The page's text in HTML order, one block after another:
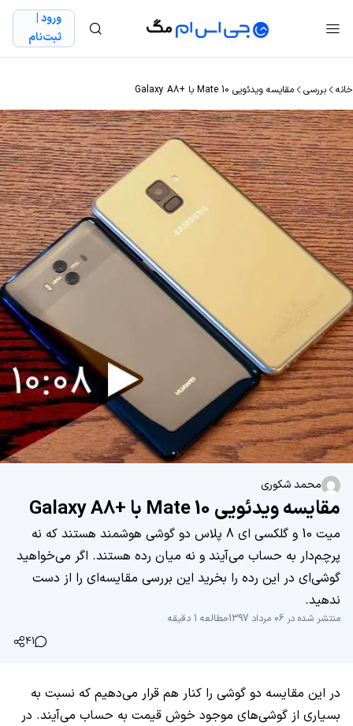
ورود |
ثبت‌نام
خانه بررسی مقایسه ویدئویی Mate 10 با +Galaxy A8
محمد شکوری
مقایسه ویدئویی Mate 10 با +Galaxy A8
میت 10 و گلکسی ای 8 پلاس دو گوشی هوشمند هستند که نه
پرچم‌دار به حساب می‌آیند و نه میان‌ رده هستند. اگر می‌خواهید
گوشی‌ای در این رده را بخرید این بررسی مقایسه‌ای را از دست
ندهید.
منتشر شده در 06 مرداد 1397
مطالعه 1 دقیقه
41
در این مقایسه دو گوشی را کنار هم قرار می‌دهیم که نسبت به
بسیاری از گوشی‌های موجود خوش قیمت به حساب می‌آیند. در